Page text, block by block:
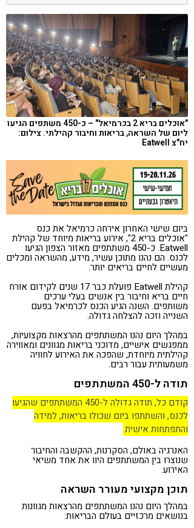
"אוכלים בריא 2 בכרמיאל" – כ-450 משתפים הגיעו
ליום של השראה, בריאות וחיבור קהילתי. צילום:
יח"צ Eatwell
ביום שישי האחרון אירחה כרמיאל את כנס
"אוכלים בריא 2", אירוע בריאות מיוחד של קהילת
Eatwell. כ-450 משתתפים מאזור הצפון הגיעו
לכנס. הם נהנו מתוכן עשיר, מידע, מהשראה ומכלים
מעשיים לחיים בריאים יותר.
קהילת Eatwell פועלת כבר 17 שנים לקידום אורח
חיים בריא וחיבור בין אנשים בעלי ערכים
משותפים. השנה הגיע הכנס לכרמיאל בפעם
השנייה וזכה להצלחה גדולה.
במהלך היום נהנו המשתתפים מהרצאות מקצועיות,
ממפגשים אישיים, מדוכני בריאות מגוונים ומאווירה
קהילתית מיוחדת, שהפכה את האירוע לחוויה
משמעותית עבור רבים.
תודה ל-450 המשתתפים
קודם כל, תודה גדולה ל-450 המשתתפים שהגיעו
לכנס, והשתתפו ביום שכולו בריאות, למידה
והתפתחות אישית.
האנרגיה באולם, הסקרנות, ההקשבה והחיבור
שנוצרו בין המשתתפים היוו את אחד משיאי
האירוע.
תוכן מקצועי מעורר השראה
במהלך היום נהנו המשתתפים מהרצאות מגוונות
בנושאים מרכזיים בעולם הבריאות: